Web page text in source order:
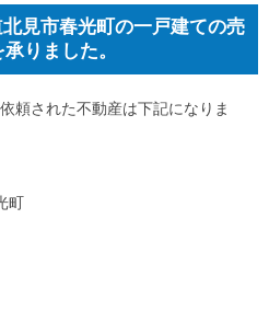
見市春光町の一戸建ての売
りました。
頼された不動産は下記になりま
町